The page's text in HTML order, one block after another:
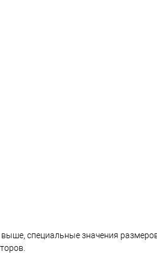
специальные значения